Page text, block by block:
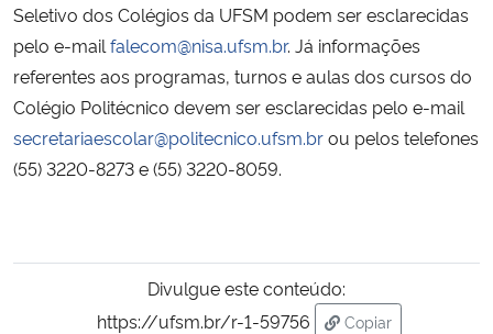
Seletivo dos Colégios da UFSM podem ser esclarecidas
pelo e-mail falecom@nisa.ufsm.br. Já informações
referentes aos programas, turnos e aulas dos cursos do
Colégio Politécnico devem ser esclarecidas pelo e-mail
secretariaescolar@politecnico.ufsm.brou pelos telefones
(55) 3220-8273 e (55) 3220-8059.
Divulgue este conteúdo:
https://ufsm.br/r-1-59756
Copiar